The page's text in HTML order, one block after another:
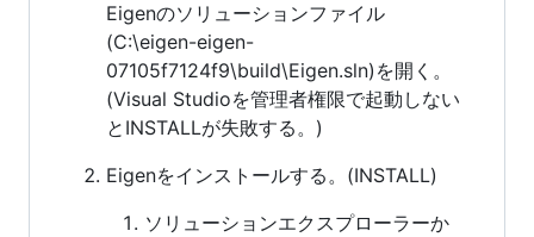
Eigenのソリューションファイル
(C:\eigen-eigen-
07105f7124f9\build\Eigen.sln)を開く。
(Visual Studioを管理者権限で起動しない
とINSTALLが失敗する。)
Eigenをインストールする。(INSTALL)
ソリューションエクスプローラーか